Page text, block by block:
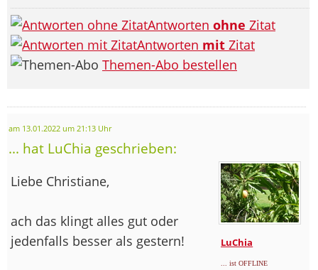
Antworten ohne Zitat
Antworten mit Zitat
Themen-Abo bestellen
am 13.01.2022 um 21:13 Uhr
... hat LuChia geschrieben:
LuChia
... ist OFFLINE
Liebe Christiane,
ach das klingt alles gut oder
jedenfalls besser als gestern!